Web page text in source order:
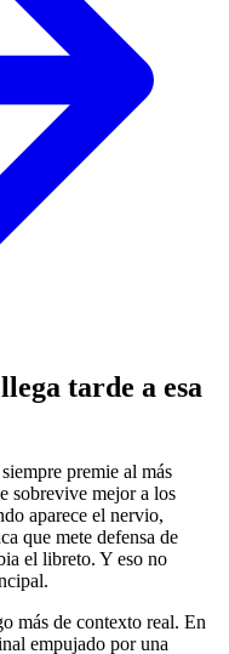
tarde a esa
premie al más
sobrevive mejor a los
aparece el nervio,
que mete defensa de
el libreto. Y eso no
más de contexto real. En
empujado por una